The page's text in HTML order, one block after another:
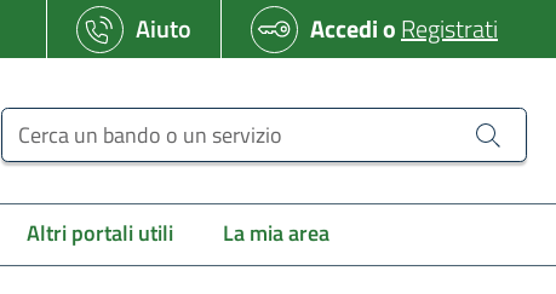
Aiuto AccedioRegistrati
Cerca un bando o un servizio
Altri portali utili La mia area